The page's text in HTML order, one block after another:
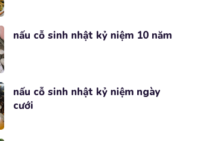
nấu cỗ sinh nhật kỷ niệm 10 năm
nấu cỗ sinh nhật kỷ niệm ngày
cưới